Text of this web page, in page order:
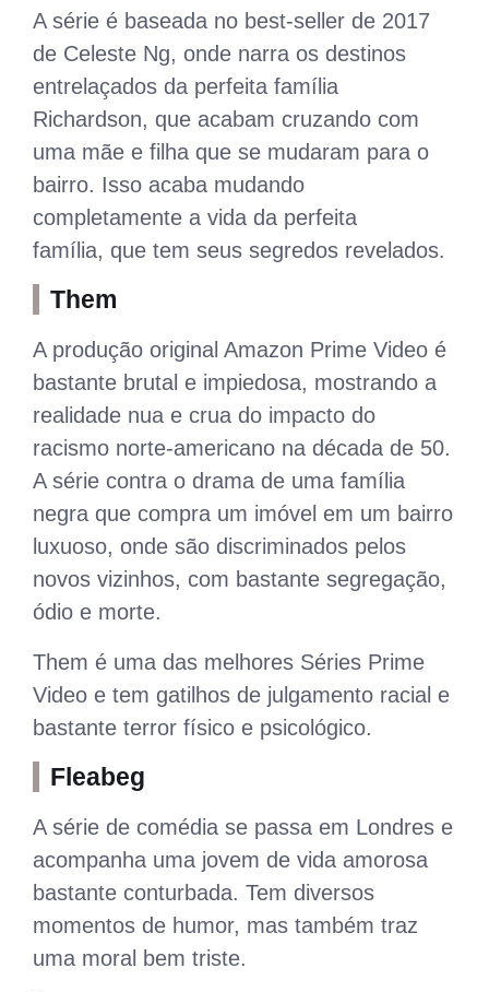
A série é baseada no best-seller de 2017
de Celeste Ng, onde narra os destinos
entrelaçados da perfeita família
Richardson, que acabam cruzando com
uma mãe e filha que se mudaram para o
bairro. Isso acaba mudando
completamente a vida da perfeita
família, que tem seus segredos revelados.
Them
A produção original Amazon Prime Video é
bastante brutal e impiedosa, mostrando a
realidade nua e crua do impacto do
racismo norte-americano na década de 50.
A série contra o drama de uma família
negra que compra um imóvel em um bairro
luxuoso, onde são discriminados pelos
novos vizinhos, com bastante segregação,
ódio e morte.
Them é uma das melhores Séries Prime
Video e tem gatilhos de julgamento racial e
bastante terror físico e psicológico.
Fleabeg
A série de comédia se passa em Londres e
acompanha uma jovem de vida amorosa
bastante conturbada. Tem diversos
momentos de humor, mas também traz
uma moral bem triste.